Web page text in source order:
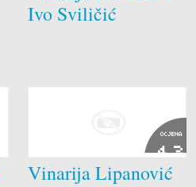
Ivo Sviličić
OCJENA
4.3
Vinarija Lipanović